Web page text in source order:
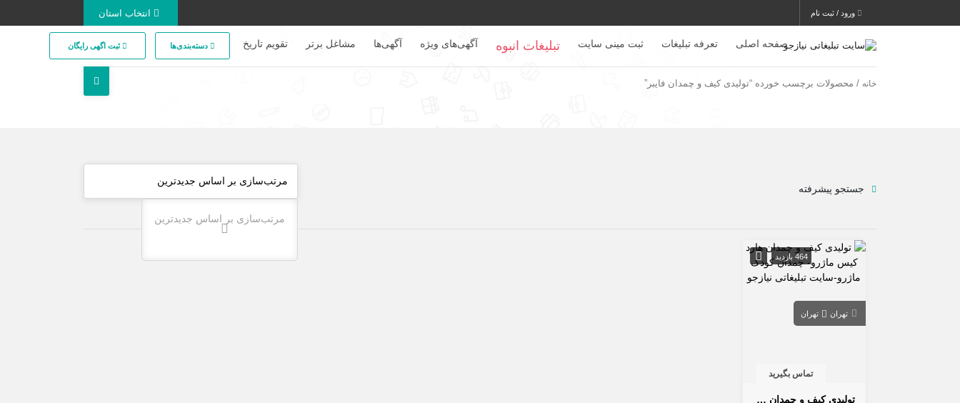
ورود / ثبت نام
صفحه اصلی تعرفه تبلیغات ثبت مینی سایت تبلیغات انبوه آگهی‌های ویژه آگهی‌ها مشاغل برتر تقویم تاریخ دسته‌بندی‌ها ثبت اگهی رایگان
خانه / محصولات برچسب خورده “تولیدی کیف و چمدان فایبر”
مرتب‌سازی بر اساس جدیدترین
جستجو پیشرفته
464 بازدید
تهران تهران
تماس بگیرید
تولیدی کیف و چمدان هارد کیس و چمدان کودک ماژرو